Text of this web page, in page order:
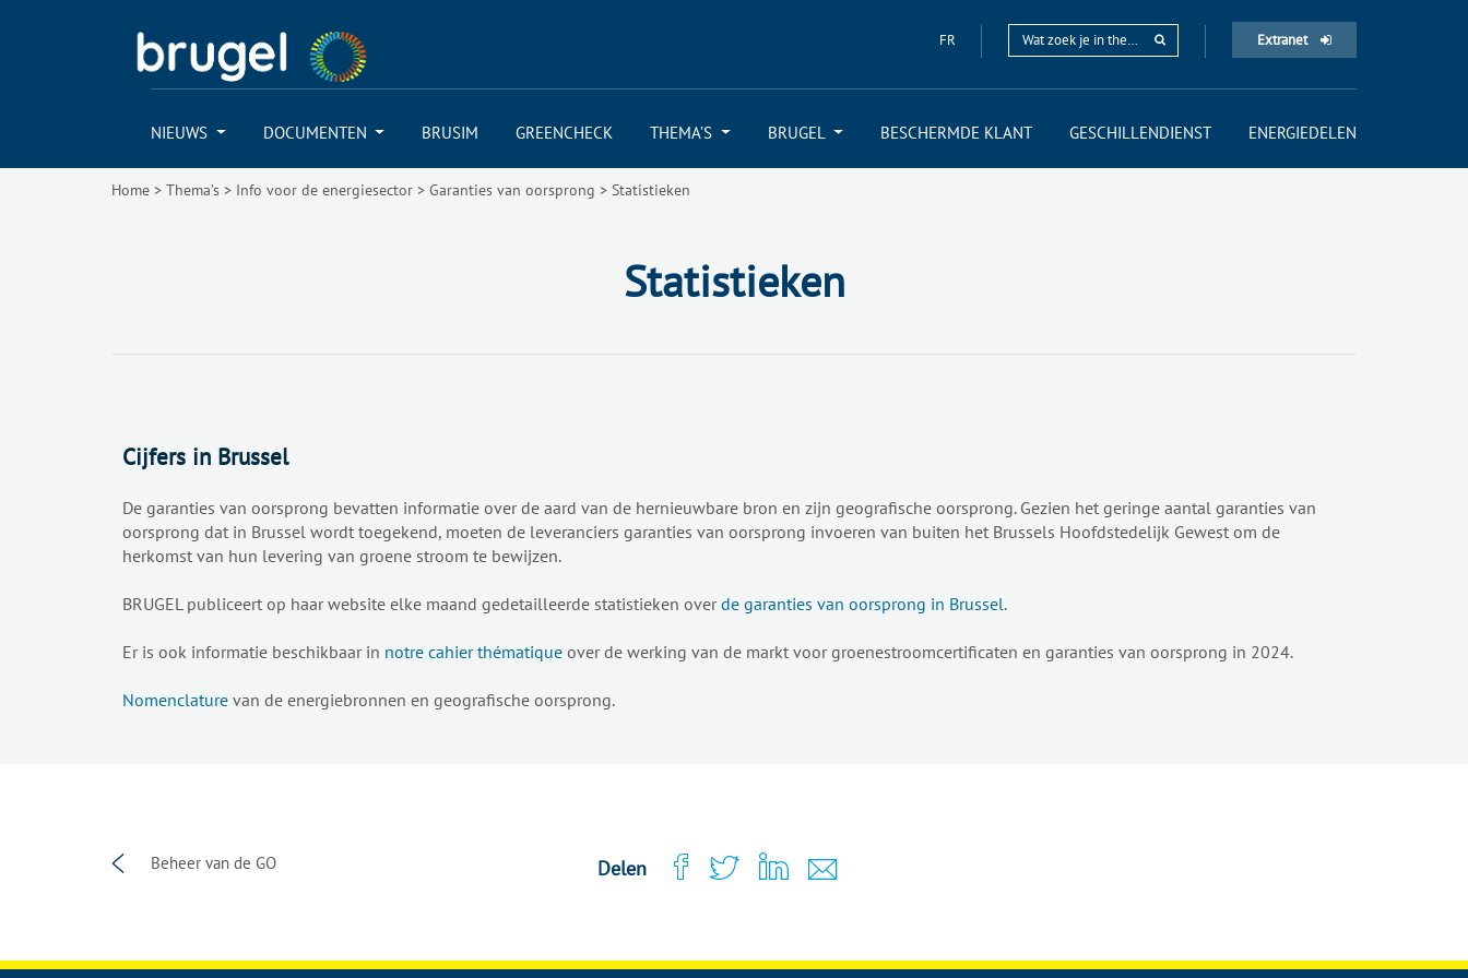
FR Extranet
NIEUWS DOCUMENTEN BRUSIM GREENCHECK THEMA’S BRUGEL BESCHERMDE KLANT GESCHILLENDIENST ENERGIEDELEN
Home > Thema’s > Info voor de energiesector > Garanties van oorsprong > Statistieken
Statistieken
Cijfers in Brussel
De garanties van oorsprong bevatten informatie over de aard van de hernieuwbare bron en zijn geografische oorsprong. Gezien het geringe aantal garanties van
oorsprong dat in Brussel wordt toegekend, moeten de leveranciers garanties van oorsprong invoeren van buiten het Brussels Hoofdstedelijk Gewest om de
herkomst van hun levering van groene stroom te bewijzen.
BRUGEL publiceert op haar website elke maand gedetailleerde statistieken overde garanties van oorsprong in Brussel.
Er is ook informatie beschikbaar in notre cahier thématique over de werking van de markt voor groenestroomcertificaten en garanties van oorsprong in 2024.
Nomenclature van de energiebronnen en geografische oorsprong.
Beheer van de GO Delen